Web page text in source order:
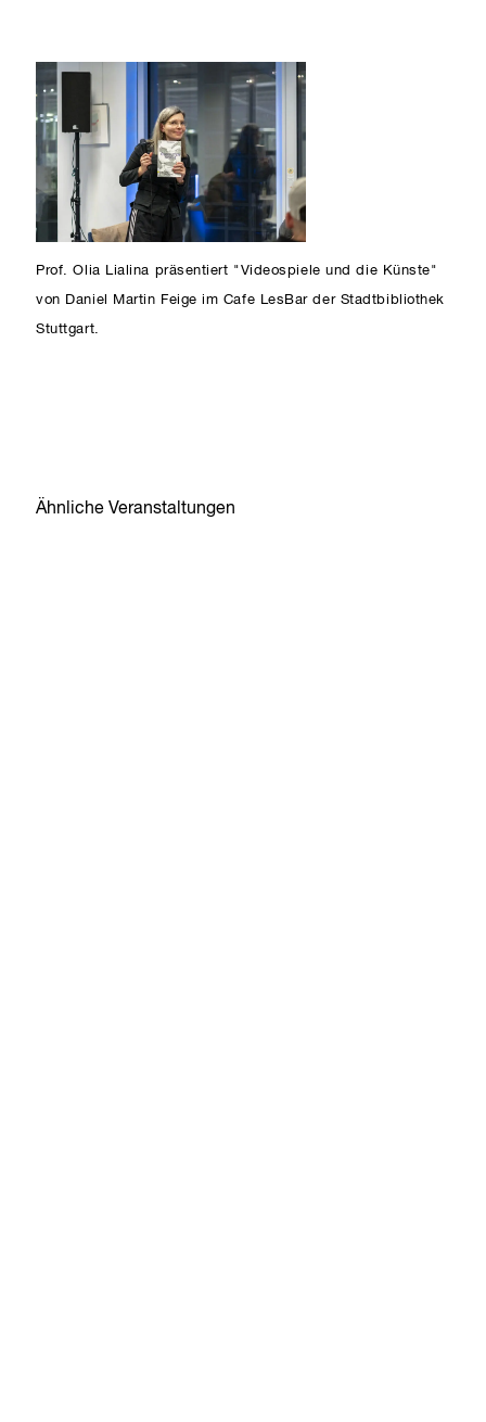
Prof. Olia Lialina präsentiert "Videospiele und die Künste"
von Daniel Martin Feige im Cafe LesBar der Stadtbibliothek
Stuttgart.
Ähnliche Veranstaltungen